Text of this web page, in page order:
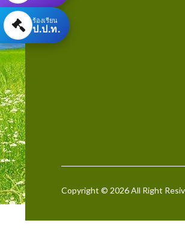
Copyright © 2026 All Right
ร้องเรียน
ป.ป.ท.